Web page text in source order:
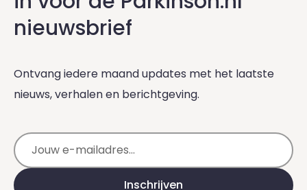
nieuwsbrief
Ontvang iedere maand updates met het laatste
nieuws, verhalen en berichtgeving.
E-mailadres
Inschrijven